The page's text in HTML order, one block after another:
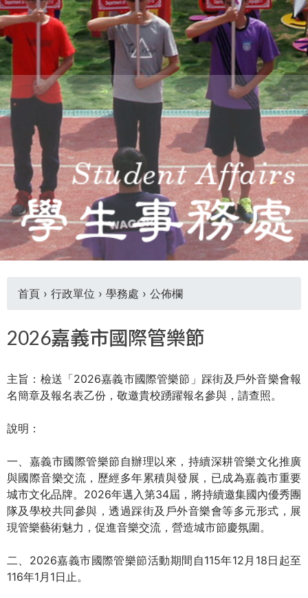
力
的
世
界
公
民。
WAGOR
TODAY
THE
WORLD
TOMORROW
PUTTING
YOU
ON
THE
PATH
GLOBAL
CITIZENSHIP
在
這
首頁 › 行政單位 › 學務處 › 公佈欄
2026嘉義市國際管樂節
主旨：檢送「2026嘉義市國際管樂節」踩街及戶外音樂會報
名簡章及報名表乙份，敬邀貴校踴躍報名參與，請查照。
說明：
一、嘉義市國際管樂節自辦理以來，持續深耕管樂文化推廣
與國際音樂交流，歷經多年累積與發展，已成為嘉義市重要
城市文化品牌。2026年邁入第34屆，將持續邀集國內優秀團
隊及學校共同參與，透過踩街及戶外音樂會等多元形式，展
現管樂藝術魅力，促進音樂交流，營造城市節慶氛圍。
二、2026嘉義市國際管樂節活動期間自115年12月18日起至
116年1月1日止。